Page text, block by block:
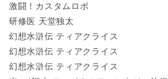
激闘！カスタムロボ
研修医 天堂独太
幻想水滸伝 ティアクライス
幻想水滸伝 ティアクライス
幻想水滸伝 ティアクライス